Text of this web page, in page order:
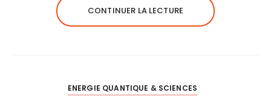
CONTINUER LA LECTURE
ENERGIE QUANTIQUE & SCIENCES